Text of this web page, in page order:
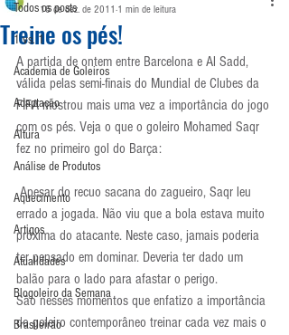
Todos os posts
1 vs. 1
Academia de Goleiros
Adaptação
Altura
Análise de Produtos
Aquecimento
Artigos
Atualidades
Blogoleiro da Semana
Brasileirão
Treine os pés!
16 de dez. de 2011 1 min de leitura
A partida de ontem entre Barcelona e Al Sadd,
válida pelas semi-finais do Mundial de Clubes da
FIFA mostrou mais uma vez a importância do jogo
com os pés. Veja o que o goleiro Mohamed Saqr
fez no primeiro gol do Barça:
Apesar do recuo sacana do zagueiro, Saqr leu
errado a jogada. Não viu que a bola estava muito
próxima do atacante. Neste caso, jamais poderia
ter pensado em dominar. Deveria ter dado um
balão para o lado para afastar o perigo.
São nesses momentos que enfatizo a importância
do goleiro contemporâneo treinar cada vez mais o